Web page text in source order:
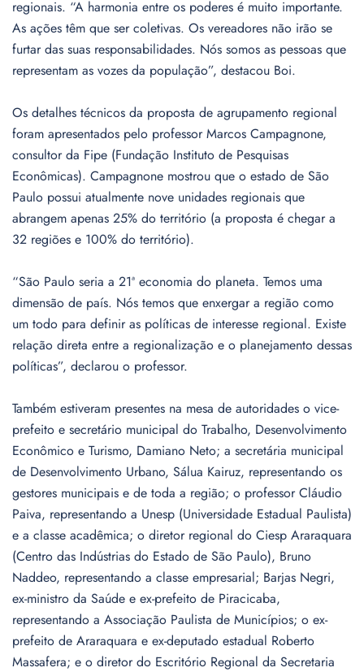
regionais. “A harmonia entre os poderes é muito importante.
As ações têm que ser coletivas. Os vereadores não irão se
furtar das suas responsabilidades. Nós somos as pessoas que
representam as vozes da população”, destacou Boi.
Os detalhes técnicos da proposta de agrupamento regional
foram apresentados pelo professor Marcos Campagnone,
consultor da Fipe (Fundação Instituto de Pesquisas
Econômicas). Campagnone mostrou que o estado de São
Paulo possui atualmente nove unidades regionais que
abrangem apenas 25% do território (a proposta é chegar a
32 regiões e 100% do território).
“São Paulo seria a 21ª economia do planeta. Temos uma
dimensão de país. Nós temos que enxergar a região como
um todo para definir as políticas de interesse regional. Existe
relação direta entre a regionalização e o planejamento dessas
políticas”, declarou o professor.
Também estiveram presentes na mesa de autoridades o vice-
prefeito e secretário municipal do Trabalho, Desenvolvimento
Econômico e Turismo, Damiano Neto; a secretária municipal
de Desenvolvimento Urbano, Sálua Kairuz, representando os
gestores municipais e de toda a região; o professor Cláudio
Paiva, representando a Unesp (Universidade Estadual Paulista)
e a classe acadêmica; o diretor regional do Ciesp Araraquara
(Centro das Indústrias do Estado de São Paulo), Bruno
Naddeo, representando a classe empresarial; Barjas Negri,
ex-ministro da Saúde e ex-prefeito de Piracicaba,
representando a Associação Paulista de Municípios; o ex-
prefeito de Araraquara e ex-deputado estadual Roberto
Massafera; e o diretor do Escritório Regional da Secretaria